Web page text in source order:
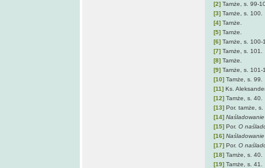
[2] Tamże, s. 99-
[3] Tamże, s. 100.
[4] Tamże.
[5] Tamże.
[6] Tamże, s. 100-
[7] Tamże, s. 101.
[8] Tamże.
[9] Tamże, s. 101-
[10] Tamże, s. 99.
[11] Ks.
[12] Tamże, s. 40.
[13] Por. tamże, s.
[14]
[15] Por. O
[16]
[17] Por. O
[18] Tamże, s. 40.
[19] Tamże, s. 41.